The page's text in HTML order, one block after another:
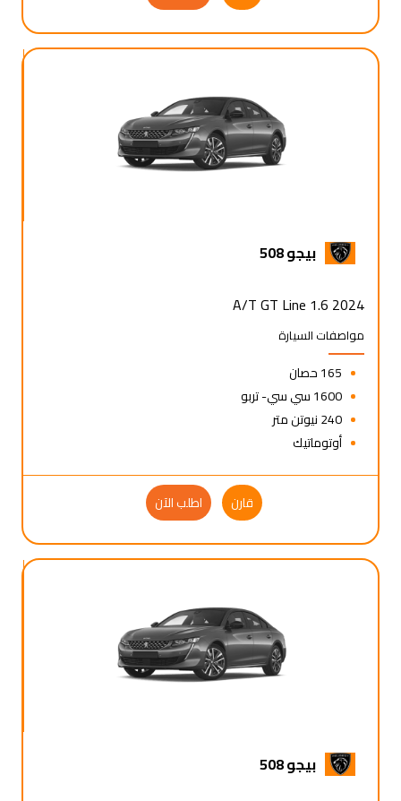
بيجو 508
2024 1.6 A/T GT Line
مواصفات السيارة
165 حصان
1600 سي سي- تربو
240 نيوتن متر
أوتوماتيك
قارن اطلب الآن
بيجو 508